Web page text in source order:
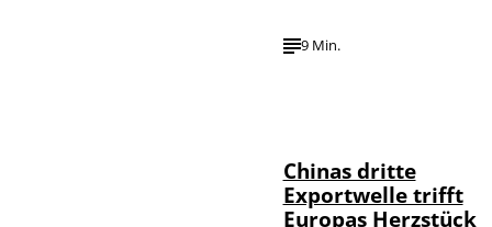
9 Min.
Chinas dritte
Exportwelle trifft
Europas Herzstück